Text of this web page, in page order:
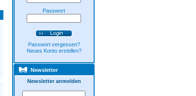
Passwort
Passwort vergessen?
Neues Konto erstellen?
Newsletter
Newsletter anmelden